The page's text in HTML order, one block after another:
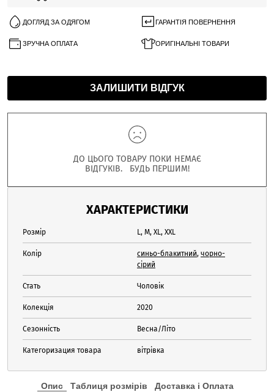
ДОГЛЯД ЗА ОДЯГОМ ГАРАНТІЯ ПОВЕРНЕННЯ
ЗРУЧНА ОПЛАТА ОРИГІНАЛЬНІ ТОВАРИ
ЗАЛИШИТИ ВІДГУК
ДО ЦЬОГО ТОВАРУ ПОКИ НЕМАЄ
ВІДГУКІВ. БУДЬ ПЕРШИМ!
ХАРАКТЕРИСТИКИ
Розмір L, M, XL, XXL
Колір синьо-блакитний, чорно-
сірий
Стать Чоловік
Колекція 2020
Сезонність Весна/Літо
Категоризация товара вітрівка
Опис Таблиця розмірів Доставка і Оплата